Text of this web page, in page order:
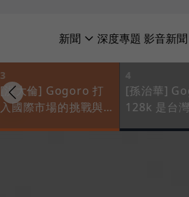
新聞 深度專題 影音新聞
3
[洪大倫] Gogoro 打
入國際市場的挑戰與
4
[孫治華]
128k 是台